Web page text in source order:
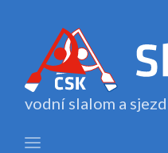
vodní slalom a